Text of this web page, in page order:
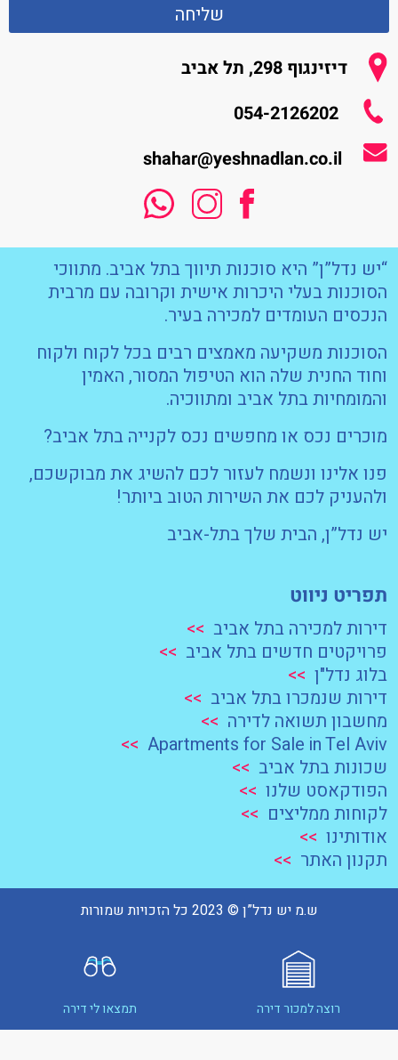
שליחה
דיזינגוף 298, תל אביב
054-2126202
shahar@yeshnadlan.co.il
“יש נדל”ן” היא סוכנות תיווך בתל אביב. מתווכי
הסוכנות בעלי היכרות אישית וקרובה עם מרבית
הנכסים העומדים למכירה בעיר.
הסוכנות משקיעה מאמצים רבים בכל לקוח ולקוח
וחוד החנית שלה הוא הטיפול המסור, האמין
והמומחיות בתל אביב ומתווכיה.
מוכרים נכס או מחפשים נכס לקנייה בתל אביב?
פנו אלינו ונשמח לעזור לכם להשיג את מבוקשכם,
ולהעניק לכם את השירות הטוב ביותר!
יש נדל”ן, הבית שלך בתל-אביב
תפריט ניווט
דירות למכירה בתל אביב >>
פרויקטים חדשים בתל אביב >>
בלוג נדל"ן
>>
דירות שנמכרו בתל אביב >>
מחשבון תשואה לדירה >>
Apartments for Sale in Tel Aviv
>>
שכונות בתל אביב >>
הפודקאסט שלנו
>>
לקוחות ממליצים >>
אודותינו
>>
תקנון האתר >>
ש.מ יש נדל”ן © 2023 כל הזכויות שמורות
רוצה למכור דירה תמצאו לי דירה